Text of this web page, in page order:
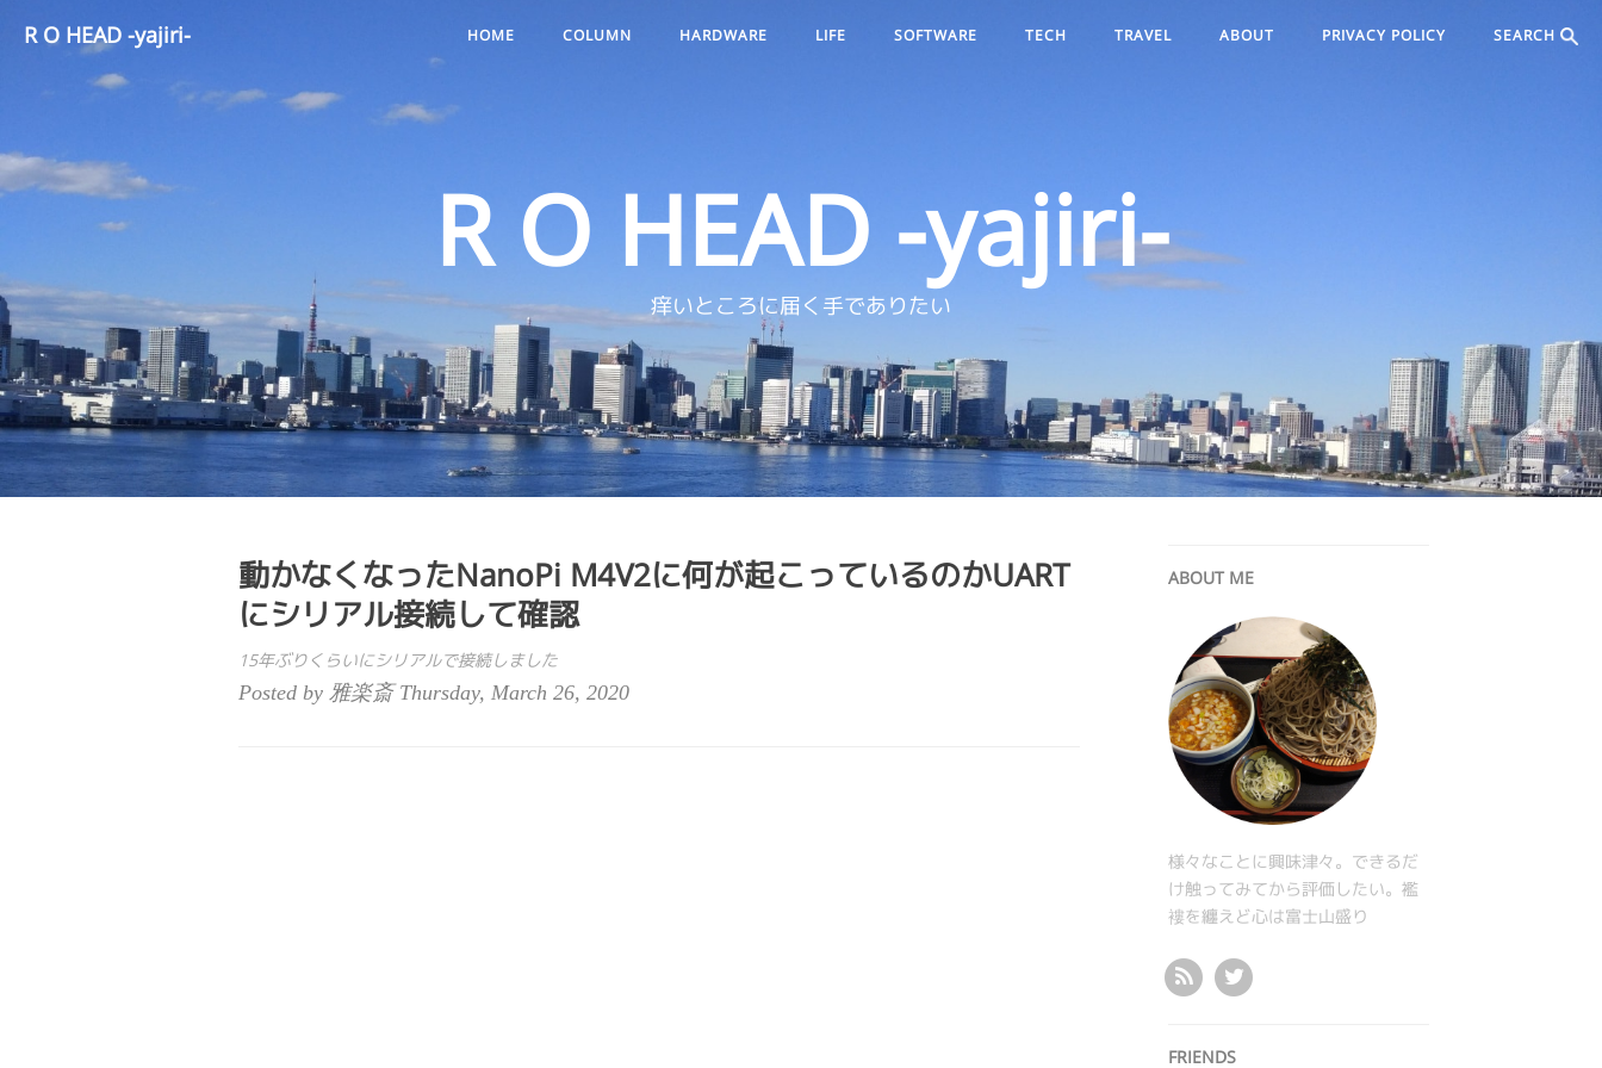
R O HEAD -yajiri- HOME COLUMN HARDWARE LIFE SOFTWARE TECH TRAVEL ABOUT PRIVACY POLICY SEARCH
R O HEAD -yajiri-
痒いところに届く手でありたい
動かなくなったNanoPi M4V2に何が起こっているのかUART
にシリアル接続して確認
15年ぶりくらいにシリアルで接続しました
Posted by 雅楽斎 Thursday, March 26, 2020
ABOUT ME
様々なことに興味津々。できるだ
け触ってみてから評価したい。襤
褸を纏えど心は富士山盛り
FRIENDS